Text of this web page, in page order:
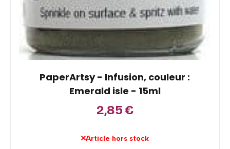
PaperArtsy - Infusion, couleur :
Emerald isle - 15ml
2,85€
Article hors stock